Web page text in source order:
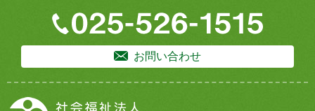
お問い合わせ